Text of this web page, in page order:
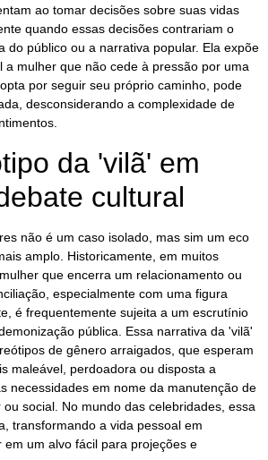
ao tomar decisões sobre suas vidas
quando essas decisões contrariam o
do público ou a narrativa popular. Ela expõe
a mulher que não cede à pressão por uma
por seguir seu próprio caminho, pode
desconsiderando a complexidade de
da 'vilã' em
cultural
não é um caso isolado, mas sim um eco
amplo. Historicamente, em muitos
que encerra um relacionamento ou
especialmente com uma figura
é frequentemente sujeita a um escrutínio
pública. Essa narrativa da 'vilã'
de gênero arraigados, que esperam
maleável, perdoadora ou disposta a
necessidades em nome da manutenção de
social. No mundo das celebridades, essa
transformando a vida pessoal em
em um alvo fácil para projeções e